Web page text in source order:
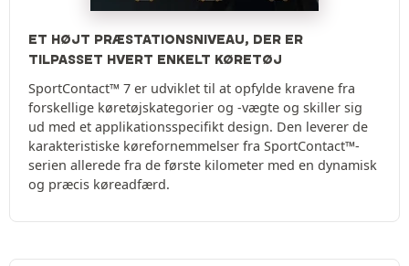
ET HØJT PRÆSTATIONSNIVEAU, DER ER
TILPASSET HVERT ENKELT KØRETØJ
SportContact™ 7 er udviklet til at opfylde kravene fra
forskellige køretøjskategorier og -vægte og skiller sig
ud med et applikationsspecifikt design. Den leverer de
karakteristiske kørefornemmelser fra SportContact™-
serien allerede fra de første kilometer med en dynamisk
og præcis køreadfærd.